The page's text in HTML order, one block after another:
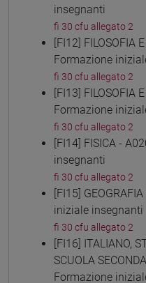
insegnanti
fi 30 cfu allegato 2
[FI12] FILOSOFIA
Formazione
fi 30 cfu allegato 2
[FI13] FILOSOFIA
Formazione
fi 30 cfu allegato 2
[FI14] FISICA -
insegnanti
fi 30 cfu allegato 2
[FI15]
iniziale insegnanti
fi 30 cfu allegato 2
[FI16] ITALIANO,
SCUOLA
Formazione